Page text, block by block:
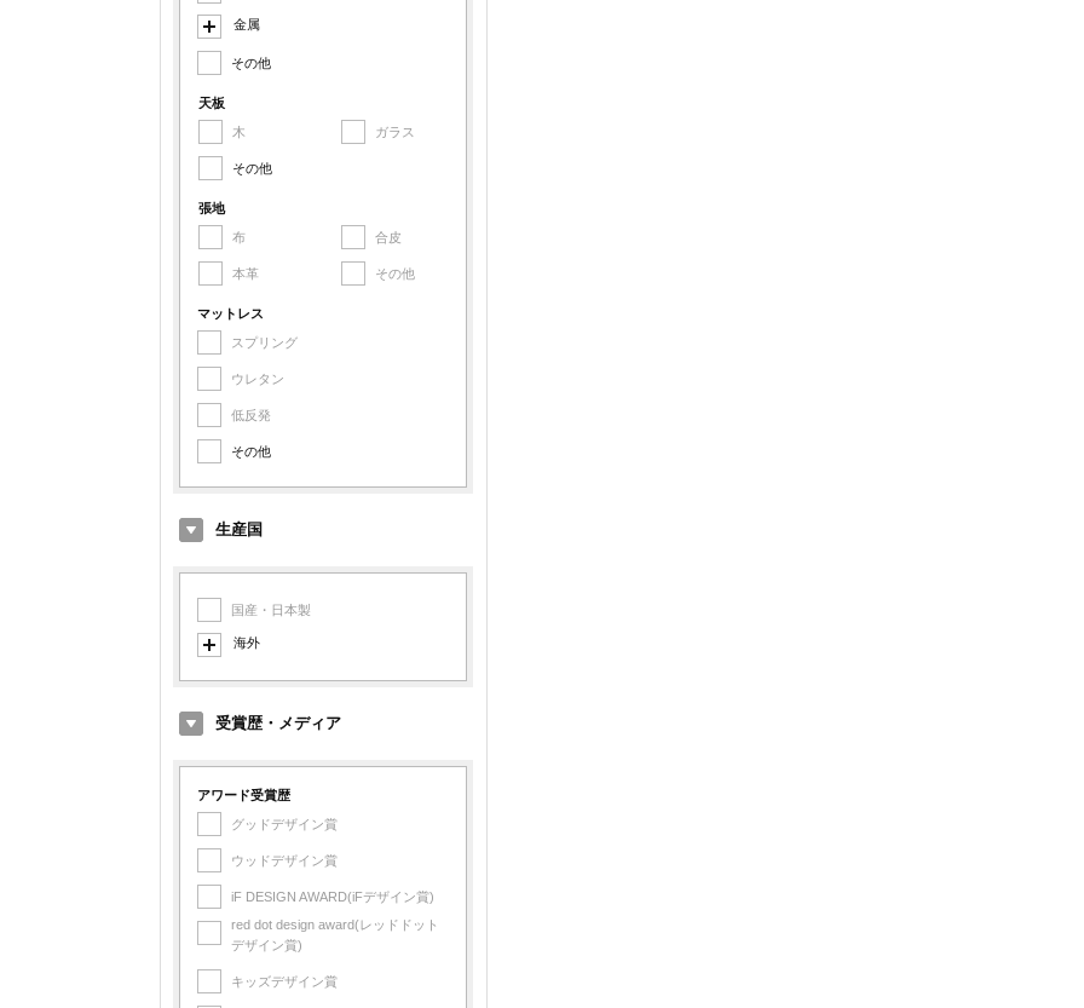
その他金属
金属
スチール
その他金属
その他
天板
木
ガラス
その他
張地
布
合皮
本革 その他
マットレス
スプリング
ウレタン
低反発
その他
生産国
国産・日本製
海外
イタリア製
デンマーク製
イギリス製
アメリカ製
フランス製
フィンランド製
スイス製
受賞歴・メディア
アワード受賞歴
グッドデザイン賞
ウッドデザイン賞
iF DESIGN AWARD(iFデザイン賞)
red dot design award(レッドドット
デザイン賞)
キッズデザイン賞